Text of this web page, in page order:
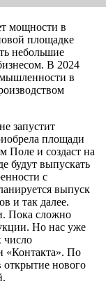
мощности в
площадке
небольшие
В 2024
в
запустит
площади
Поле и создаст на
будут выпускать
с
выпуск
и так далее.
Пока сложно
Но нас уже
число
«Контакта». По
нового